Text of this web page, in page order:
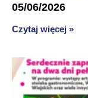
05/06/2026
Czytaj więcej »